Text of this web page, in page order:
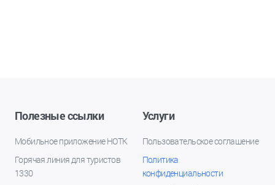
Полезные ссылки
Мобильное приложение НОТК
Горячая линия для туристов
1330
Услуги
Пользовательское соглашение
Политика
конфиденциальности